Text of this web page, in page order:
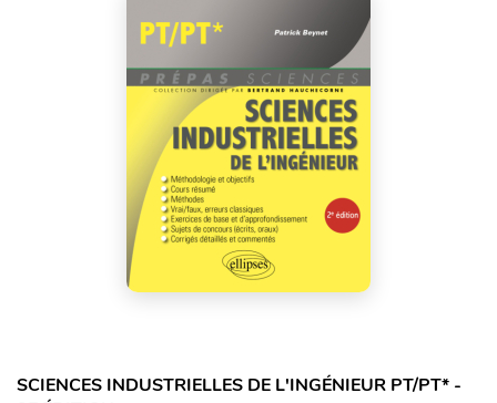
SCIENCES INDUSTRIELLES DE L'INGÉNIEUR PT/PT* -